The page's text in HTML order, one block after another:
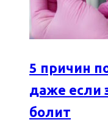
5 причин
даже если
болит